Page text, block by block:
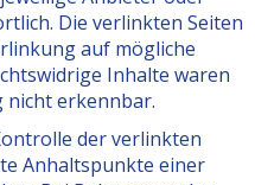
Die verlinkten Seiten
auf mögliche
Inhalte waren
nicht erkennbar.
der verlinkten
Anhaltspunkte einer